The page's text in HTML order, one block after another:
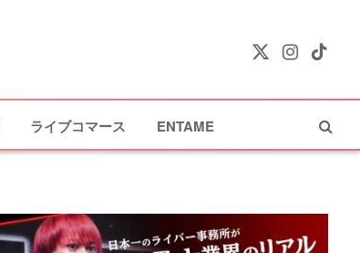
X
Instagram
TikTok
ライブコマース ENTAME